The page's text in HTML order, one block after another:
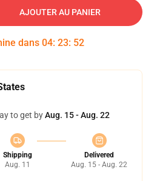
AJOUTER AU PANIER
dans 04: 23: 50
to get byAug. 15 - Aug. 22
Shipping
Aug. 11
Delivered
Aug. 15 - Aug. 22